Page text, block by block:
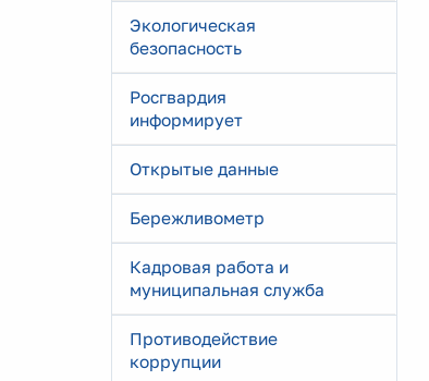
Экологическая
безопасность
Росгвардия
информирует
Открытые данные
Бережливометр
Кадровая работа и
муниципальная служба
Противодействие
коррупции